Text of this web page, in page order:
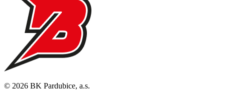
© 2026 BK Pardubice, a.s.